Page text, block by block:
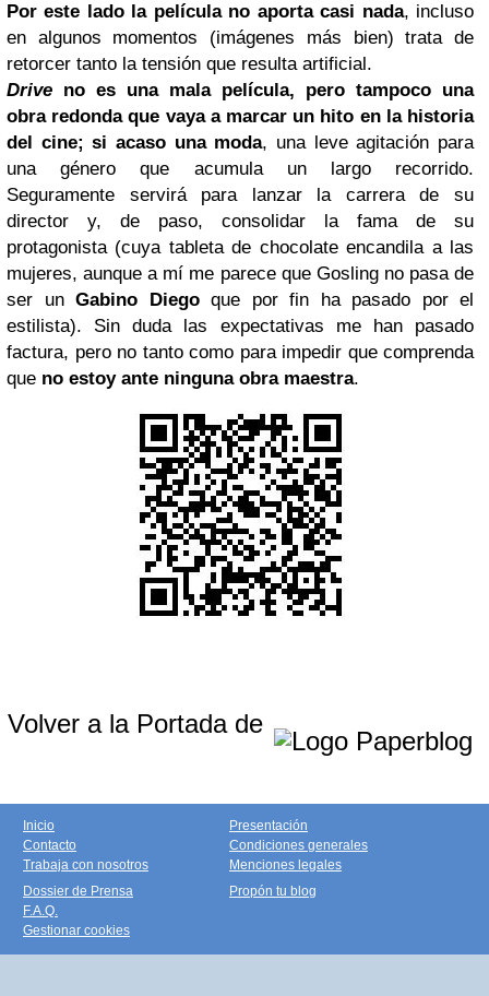
Por este lado la película no aporta casi nada, incluso
en algunos momentos (imágenes más bien) trata de
retorcer tanto la tensión que resulta artificial.
Drive no es una mala película, pero tampoco una
obra redonda que vaya a marcar un hito en la historia
del cine; si acaso una moda, una leve agitación para
una género que acumula un largo recorrido.
Seguramente servirá para lanzar la carrera de su
director y, de paso, consolidar la fama de su
protagonista (cuya tableta de chocolate encandila a las
mujeres, aunque a mí me parece que Gosling no pasa de
ser un Gabino Diegoque por fin ha pasado por el
estilista). Sin duda las expectativas me han pasado
factura, pero no tanto como para impedir que comprenda
que no estoy ante ninguna obra maestra.
Volver a la Portada de
Inicio
Contacto
Trabaja con nosotros
Presentación
Condiciones generales
Menciones legales
Dossier de Prensa
F.A.Q.
Gestionar cookies
Propón tu blog